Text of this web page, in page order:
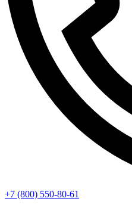
+7 (800) 550-80-61